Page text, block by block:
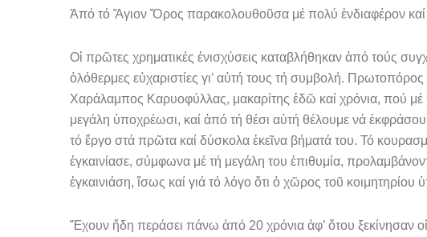
Ἀπό τό Ἅγιον Ὄρος παρακολουθοῦσα μέ πολύ ἐνδιαφέρον καί
Οἱ πρῶτες χρηματικές ἐνισχύσεις καταβλήθηκαν ἀπό τούς
ὁλόθερμες εὐχαριστίες γι’ αὐ­τή τους τή συμβολή.
Χαράλαμπος Καρυοφύλλας, μακαρίτης ἐδῶ καί χρόνια, πού
μεγάλη ὑποχρέωσι, καί ἀπό τή θέσι αὐτή θέλουμε νά
τό ἔργο στά πρῶτα καί δύσκολα ἐκεῖνα βήματά του. Τό
ἐγκαινίασε, σύμ­φωνα μέ τή μεγάλη του ἐπιθυμία,
ἐγκαινιάση, ἴσως καί γιά τό λόγο ὅτι ὁ χῶρος τοῦ
Ἔχουν ἤδη περάσει πάνω ἀπό 20 χρόνια ἀφ’ ὅτου ξεκίνησαν